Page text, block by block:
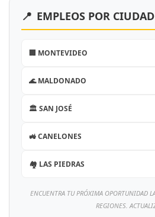
📍 EMPLEOS POR CIUDAD
🏢 MONTEVIDEO
🌊 MALDONADO
🏛️ SAN JOSÉ
🚜 CANELONES
🏘️ LAS PIEDRAS
ENCUENTRA TU PRÓXIMA OPORTUNIDAD
REGIONES.